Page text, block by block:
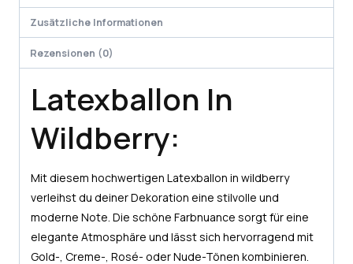
Zusätzliche Informationen
Rezensionen (0)
Latexballon In
Wildberry:
Mit diesem hochwertigen Latexballon in wildberry
verleihst du deiner Dekoration eine stilvolle und
moderne Note. Die schöne Farbnuance sorgt für eine
elegante Atmosphäre und lässt sich hervorragend mit
Gold-, Creme-, Rosé- oder Nude-Tönen kombinieren.